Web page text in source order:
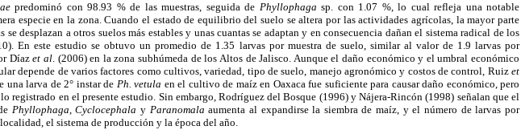
predominó con 98.93 % de las muestras, seguida de Phyllophaga sp. con 1.07 %, lo cual refleja una notable
especie en la zona. Cuando el estado de equilibrio del suelo se altera por las actividades agrícolas, la mayor parte
se desplazan a otros suelos más estables y unas cuantas se adaptan y en consecuencia dañan el sistema radical de los
En este estudio se obtuvo un promedio de 1.35 larvas por muestra de suelo, similar al valor de 1.9 larvas por
Díazet al. (2006) en la zona subhúmeda de los Altos de Jalisco. Aunque el daño económico y el umbral económico
depende de varios factores como cultivos, variedad, tipo de suelo, manejo agronómico y costos de control, Ruiz et
una larva de 2° instar de Ph. vetula en el cultivo de maíz en Oaxaca fue suficiente para causar daño económico, pero
registrado en el presente estudio. Sin embargo, Rodríguez del Bosque (1996) y Nájera-Rincón (1998) señalan que el
Phyllophaga,Cyclocephala y Paranomala aumenta al expandirse la siembra de maíz, y el número de larvas por
el sistema de producción y la época del año.